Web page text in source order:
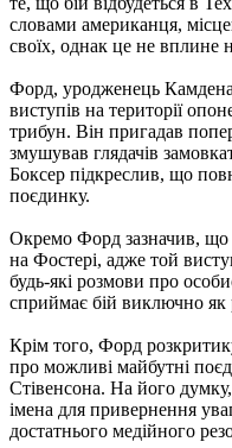
словами американця,
своїх, однак це не вплине
Форд, уродженець
виступів на території
трибун. Він пригадав
змушував глядачів
Боксер підкреслив, що
поєдинку.
Окремо Форд зазначив, що
на Фостері, адже той
будь-які розмови про
сприймає бій виключно як
Крім того, Форд
про можливі майбутні
Стівенсона. На його
імена для привернення
достатнього медійного